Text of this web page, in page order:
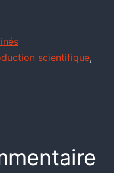
scientifique,